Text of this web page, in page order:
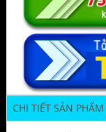
CHI TIẾT SẢN PHẨM